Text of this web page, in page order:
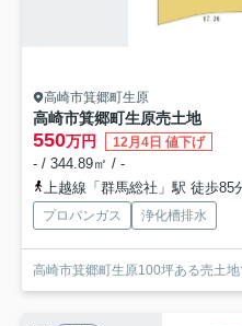
高崎市箕郷町生原
高崎市箕郷町生原売土地
550万円 12月4日 値下げ
- / 344.89㎡ / -
上越線「群馬総社」駅 徒歩85
プロパンガス 浄化槽排水
高崎市箕郷町生原100坪ある売土地